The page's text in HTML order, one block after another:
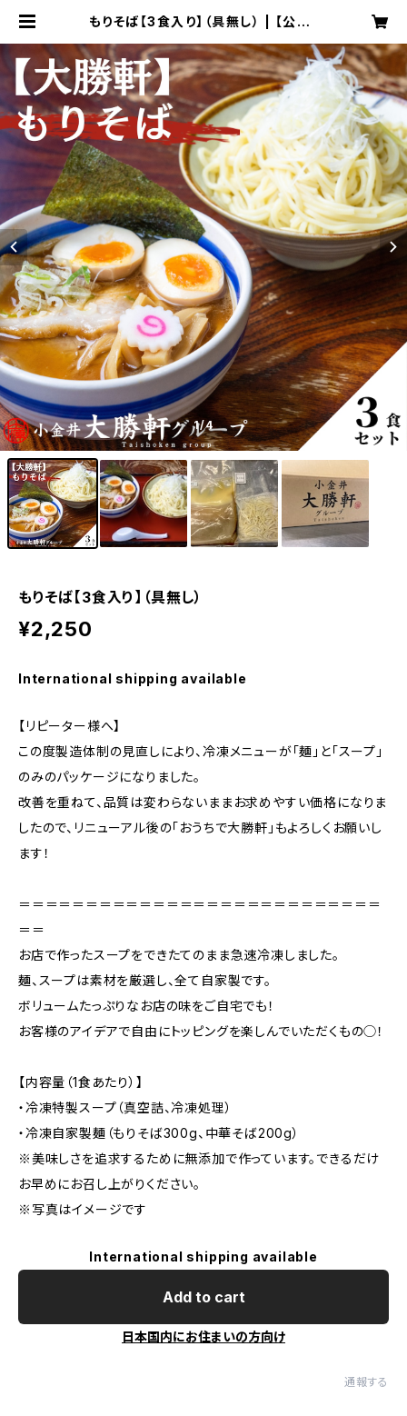
もりそば【3食入り】（具無し） | 【公式】
1/4
もりそば【3食入り】（具無し）
¥2,250
International shipping available
【リピーター様へ】
この度製造体制の見直しにより、冷凍メニューが「麺」と「スープ」
のみのパッケージになりました。
改善を重ねて、品質は変わらないままお求めやすい価格になりま
したので、リニューアル後の「おうちで大勝軒」もよろしくお願いし
ます！
＝＝＝＝＝＝＝＝＝＝＝＝＝＝＝＝＝＝＝＝＝＝＝＝＝＝＝
＝＝
お店で作ったスープをできたてのまま急速冷凍しました。
麺、スープは素材を厳選し、全て自家製です。
ボリュームたっぷりなお店の味をご自宅でも！
お客様のアイデアで自由にトッピングを楽しんでいただくもの◯！
【内容量（1食あたり）】
・冷凍特製スープ（真空詰、冷凍処理）
・冷凍自家製麺（もりそば300g、中華そば200g）
※美味しさを追求するために無添加で作っています。できるだけ
お早めにお召し上がりください。
※写真はイメージです
International shipping available
Add to cart
日本国内にお住まいの方向け
通報する